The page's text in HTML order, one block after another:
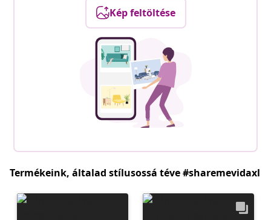
Kép feltöltése
Termékeink, általad stílusossá téve #sharemevidaxl